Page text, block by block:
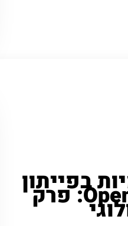
בפייתון
בשת״פ עם OpenEDG: פרק